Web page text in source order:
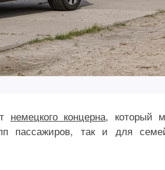
немецкого концерна, который
пассажиров, так и для